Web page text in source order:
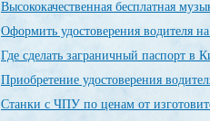
Высококачественная бесплатная
Оформить удостоверения водителя
Где сделать заграничный паспорт в
Приобретение удостоверения
Станки с ЧПУ по ценам от